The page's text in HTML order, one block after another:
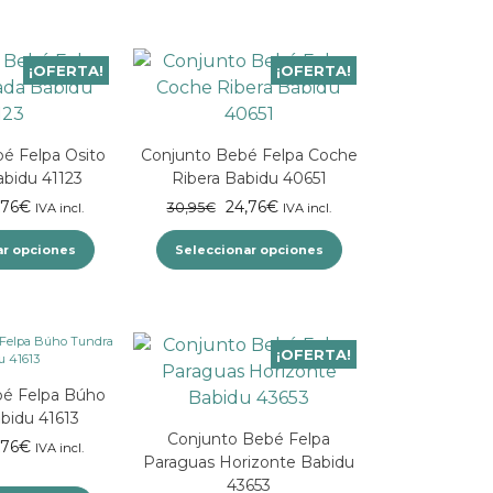
media
¡OFERTA!
Felpa Osito
41123
€El
precio
actual
es:
IVA incl.
opciones
tiene
variantes.
Las
opciones
se
¡OFERTA!
Conjunto Bebé Felpa Coche
Ribera Babidu 40651
30,95€
El
precio
original
era:
24,76€El
precio
actual
es:
IVA incl.
Seleccionar opciones
tiene
múltiples
variantes.
Las
opciones
se
Felpa Búho
41613
€ElIVA incl.
¡OFERTA!
Conjunto Bebé Felpa
Paraguas Horizonte Babidu
43653